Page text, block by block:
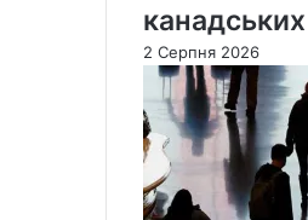
2 Серпня 2026